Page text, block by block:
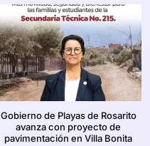
Gobierno de Playas de Rosarito
avanza con proyecto de
pavimentación en Villa Bonita